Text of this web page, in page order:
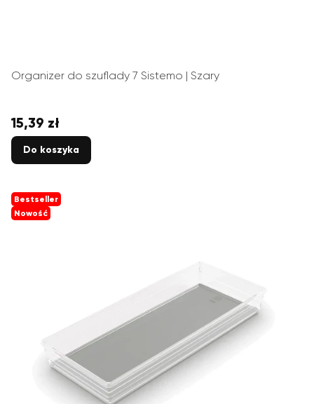
Organizer do szuflady 7 Sistemo | Szary
Cena
15,39 zł
Do koszyka
Bestseller
Nowość